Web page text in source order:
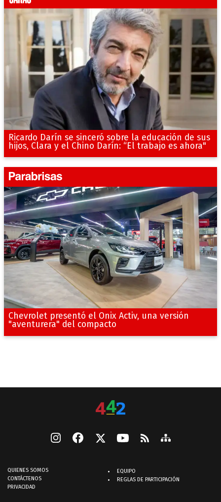
Ricardo Darín se sinceró sobre la educación de sus
hijos, Clara y el Chino Darín: “El trabajo es ahora"
Chevrolet presentó el Onix Activ, una versión
"aventurera" del compacto
QUIENES SOMOS
CONTÁCTENOS
PRIVACIDAD
EQUIPO
REGLAS DE PARTICIPACIÓN